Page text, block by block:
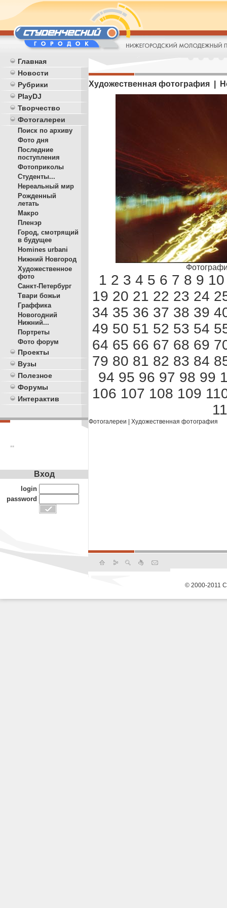
Главная
Новости
Рубрики
PlayDJ
Творчество
Фотогалереи
Поиск по архиву
Фото дня
Последние
поступления
Фотоприколы
Студенты...
Нереальный мир
Рожденный
летать
Макро
Пленэр
Город, смотрящий
в будущее
Homines urbani
Нижний Новгород
Художественное
фото
Санкт-Петербург
Твари божьи
Граффика
Новогодний
Нижний...
Портреты
Фото форум
Проекты
Вузы
Полезное
Форумы
Интерактив
**
Художественная фотография |
1 2 3 4 5 6 7 8 9 10
19 20 21 22 23 24
34 35 36 37 38 39
49 50 51 52 53 54
64 65 66 67 68 69
79 80 81 82 83 84
94 95 96 97 98 99
106 107 108 109
Фотогалереи Художественная фотография
Вход
login
password
© 2000-2011